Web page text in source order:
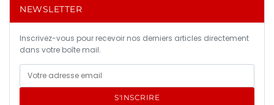
NEWSLETTER
Inscrivez-vous pour recevoir nos derniers articles directement
dans votre boîte mail.
S'INSCRIRE